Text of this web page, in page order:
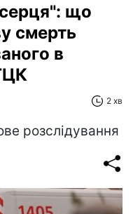
що
смерть
в
2 хв
розслідування